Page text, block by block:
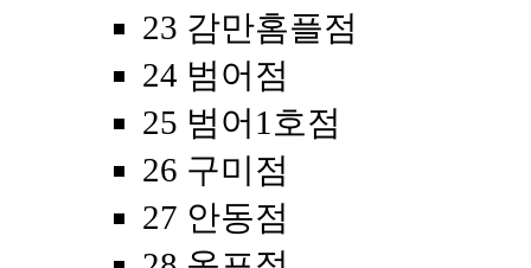
23 감만홈플점
24 범어점
25 범어1호점
26 구미점
27 안동점